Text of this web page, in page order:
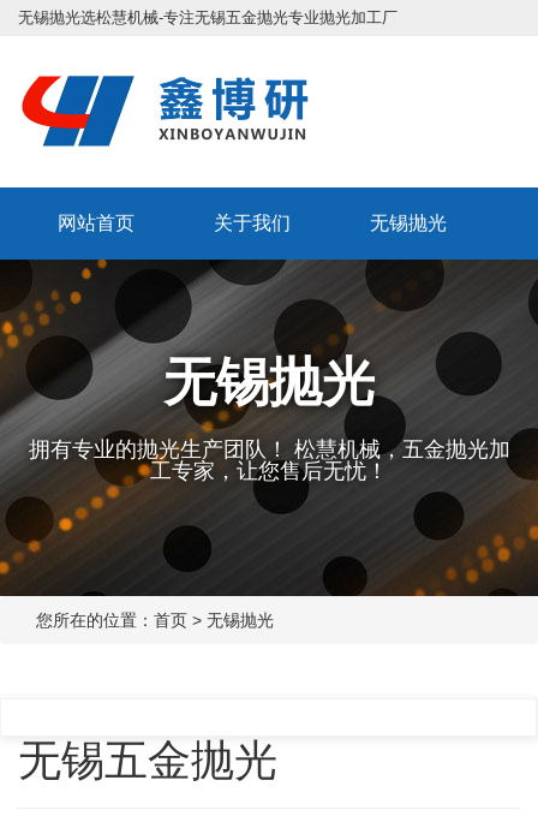
无锡抛光选松慧机械-专注无锡五金抛光专业抛光加工厂
多年金属加工抛光处理经验值得选
择！
提供 无锡抛光 无锡金属抛光 无锡五金抛光 一站式服务
全国咨询热线
15251521914
网站首页 关于我们 无锡抛光
抛光资讯中心 抛光客户案例
抛光售后服务 五金抛光
联系我们
无锡抛光
拥有专业的抛光生产团队！ 松慧机械，五金抛光加
工专家，让您售后无忧！
您所在的位置： 首页 > 无锡抛光
无锡五金抛光